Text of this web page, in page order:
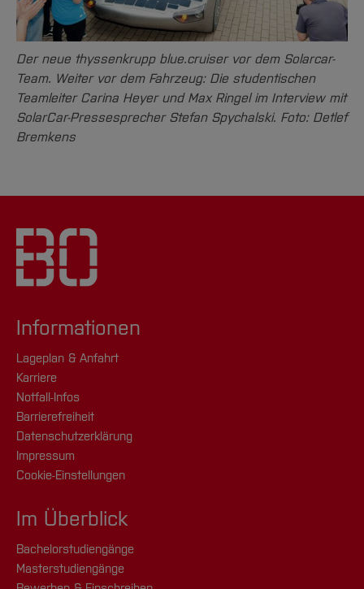
Der neue thyssenkrupp blue.cruiser vor dem Solarcar-
Team. Weiter vor dem Fahrzeug: Die studentischen
Teamleiter Carina Heyer und Max Ringel im Interview mit
SolarCar-Pressesprecher Stefan Spychalski. Foto: Detlef
Bremkens
Informationen
Lageplan & Anfahrt
Karriere
Notfall-Infos
Barrierefreiheit
Datenschutzerklärung
Impressum
Cookie-Einstellungen
Im Überblick
Bachelorstudiengänge
Masterstudiengänge